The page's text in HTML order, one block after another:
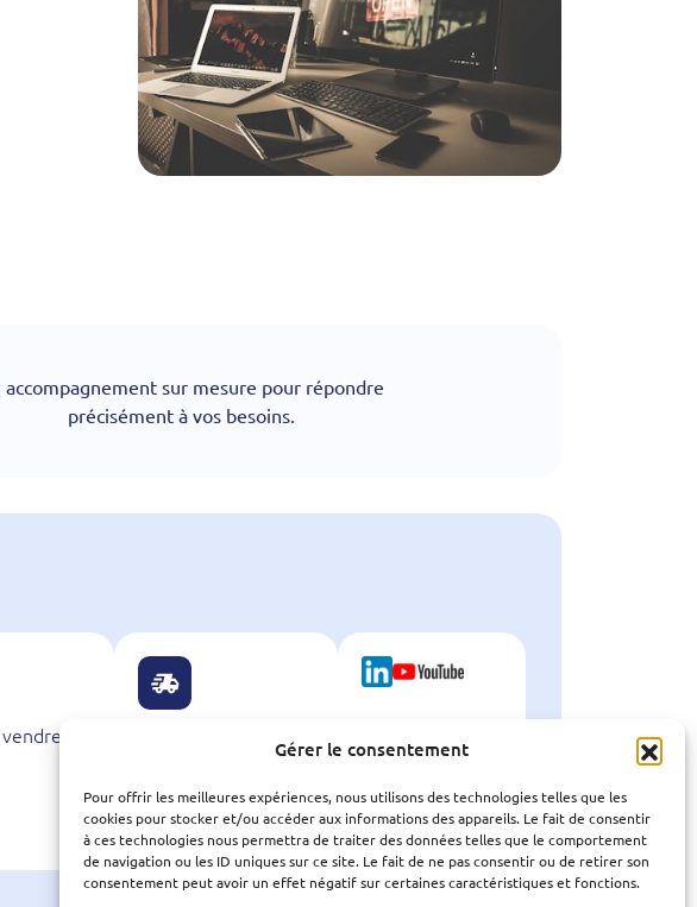
Gérer le consentement
Pour offrir les meilleures expériences, nous utilisons des technologies telles que les
cookies pour stocker et/ou accéder aux informations des appareils. Le fait de consentir
à ces technologies nous permettra de traiter des données telles que le comportement
de navigation ou les ID uniques sur ce site. Le fait de ne pas consentir ou de retirer son
consentement peut avoir un effet négatif sur certaines caractéristiques et fonctions.
accompagnement sur mesure pour répondre
précisément à vos besoins.
LIVRAISON
En 24 ou 48 heures
NOUS SUIVRE
sur les réseaux